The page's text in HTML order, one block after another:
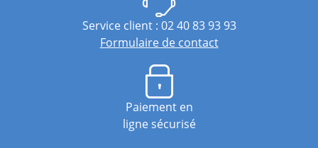
Service client : 02 40 83 93 93
Formulaire de contact
Paiement en
ligne sécurisé